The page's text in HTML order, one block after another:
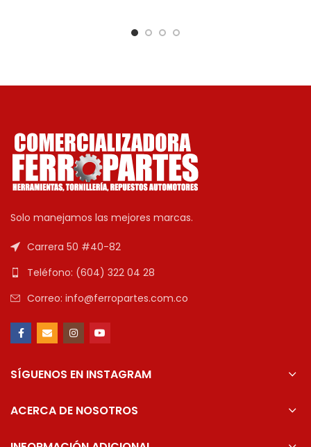
Solo manejamos las mejores marcas.
Carrera 50 #40-82
Teléfono: (604) 322 04 28
Correo: info@ferropartes.com.co
SÍGUENOS EN INSTAGRAM
ACERCA DE NOSOTROS